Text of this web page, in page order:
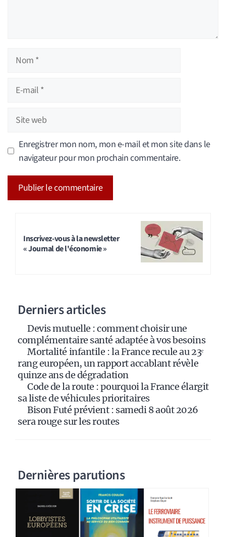
Nom
Site
web
Enregistrer mon nom, mon e-mail et mon site dans le
navigateur pour mon prochain commentaire.
Inscrivez-vous à la newsletter
« Journal de l'économie »
Derniers articles
Devis mutuelle : comment choisir une
complémentaire santé adaptée à vos besoins
Mortalité infantile : la France recule au 23ᵉ
rang européen, un rapport accablant révèle
quinze ans de dégradation
Code de la route : pourquoi la France élargit
sa liste de véhicules prioritaires
Bison Futé prévient : samedi 8 août 2026
sera rouge sur les routes
Dernières parutions